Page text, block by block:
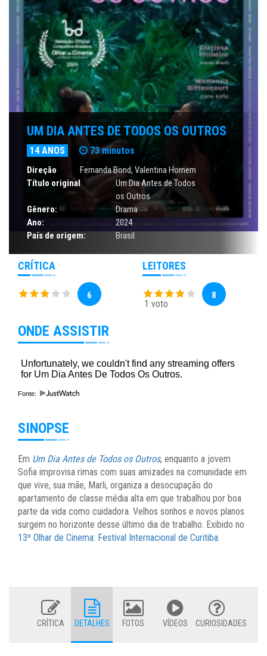
UM DIA ANTES DE TODOS OS OUTROS
14 ANOS 73 minutos
Direção
Fernanda Bond, Valentina Homem
Título original
Um Dia Antes de Todos
os Outros
Gênero:
Drama
Ano:
2024
País de origem:
Brasil
CRÍTICA
6
LEITORES
1 voto
8
ONDE ASSISTIR
Fonte:
SINOPSE
Em Um Dia Antes de Todos os Outros, enquanto a jovem
Sofia improvisa rimas com suas amizades na comunidade em
que vive, sua mãe, Marli, organiza a desocupação do
apartamento de classe média alta em que trabalhou por boa
parte da vida como cuidadora. Velhos sonhos e novos planos
surgem no horizonte desse último dia de trabalho. Exibido no
13º Olhar de Cinema: Festival Internacional de Curitiba
CRÍTICA DETALHES FOTOS VÍDEOS CURIOSIDADES